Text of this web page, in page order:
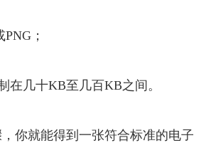
；
在几十KB至几百KB之间。
你就能得到一张符合标准的电子